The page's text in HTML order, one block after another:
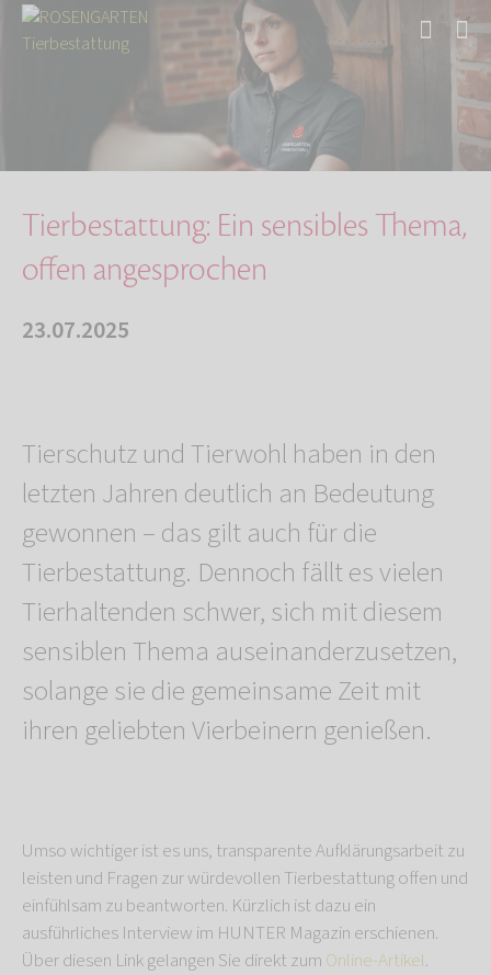
Tierbestattung: Ein sensibles Thema, offen an…
Tierbestattung: Ein sensibles Thema,
offen angesprochen
23.07.2025
Tierschutz und Tierwohl haben in den
letzten Jahren deutlich an Bedeutung
gewonnen – das gilt auch für die
Tierbestattung. Dennoch fällt es vielen
Tierhaltenden schwer, sich mit diesem
sensiblen Thema auseinanderzusetzen,
solange sie die gemeinsame Zeit mit
ihren geliebten Vierbeinern genießen.
Umso wichtiger ist es uns, transparente Aufklärungsarbeit zu
leisten und Fragen zur würdevollen Tierbestattung offen und
einfühlsam zu beantworten. Kürzlich ist dazu ein
ausführliches Interview im HUNTER Magazin erschienen.
Über diesen Link gelangen Sie direkt zum Online-Artikel.